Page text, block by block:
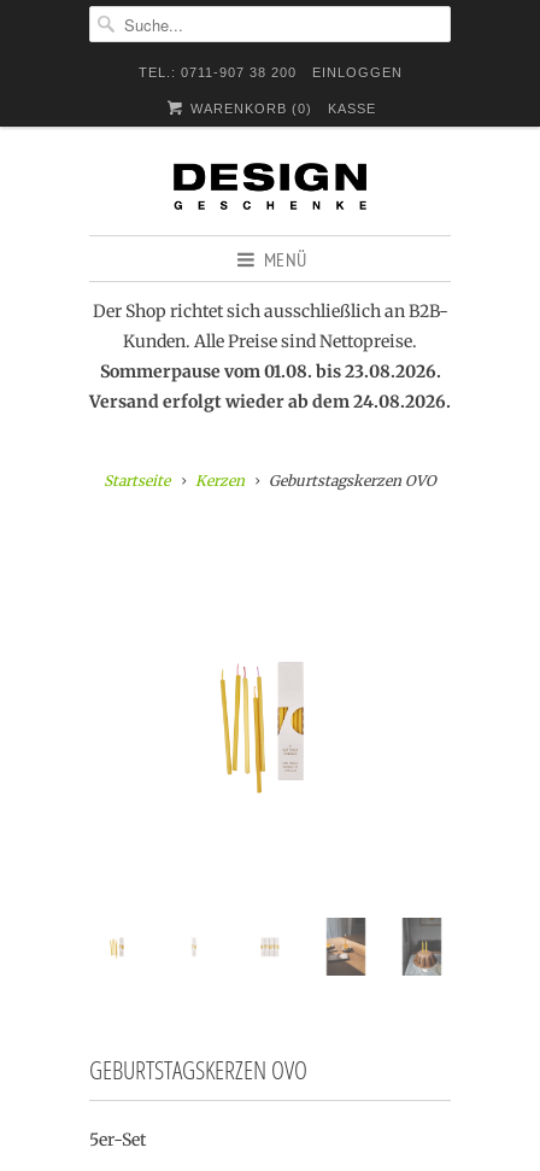
TEL.: 0711-907 38 200 EINLOGGEN
WARENKORB (0) KASSE
MENÜ
Der Shop richtet sich ausschließlich an B2B-
Kunden. Alle Preise sind Nettopreise.
Sommerpause vom 01.08. bis 23.08.2026.
Versand erfolgt wieder ab dem 24.08.2026.
Startseite Kerzen Geburtstagskerzen OVO
GEBURTSTAGSKERZEN OVO
5er-Set